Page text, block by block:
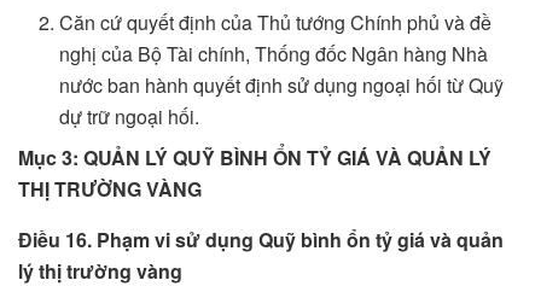
Căn cứ quyết định của Thủ tướng Chính phủ và đề
nghị của Bộ Tài chính, Thống đốc Ngân hàng Nhà
nước ban hành quyết định sử dụng ngoại hối từ Quỹ
dự trữ ngoại hối.
Mục 3: QUẢN LÝ QUỸ BÌNH ỔN TỶ GIÁ VÀ QUẢN LÝ
THỊ TRƯỜNG VÀNG
Điều 16. Phạm vi sử dụng Quỹ bình ổn tỷ giá và quản
lý thị trường vàng